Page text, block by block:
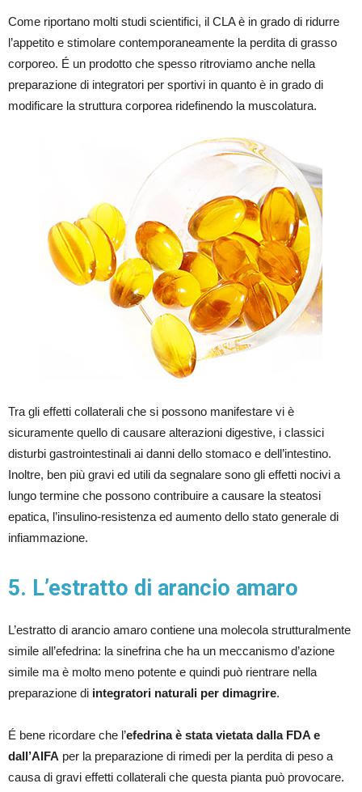
Come riportano molti studi scientifici, il CLA è in grado di ridurre
l’appetito e stimolare contemporaneamente la perdita di grasso
corporeo. É un prodotto che spesso ritroviamo anche nella
preparazione di integratori per sportivi in quanto è in grado di
modificare la struttura corporea ridefinendo la muscolatura.
Tra gli effetti collaterali che si possono manifestare vi è
sicuramente quello di causare alterazioni digestive, i classici
disturbi gastrointestinali ai danni dello stomaco e dell’intestino.
Inoltre, ben più gravi ed utili da segnalare sono gli effetti nocivi a
lungo termine che possono contribuire a causare la steatosi
epatica, l’insulino-resistenza ed aumento dello stato generale di
infiammazione.
5. L’estratto di arancio amaro
L’estratto di arancio amaro contiene una molecola strutturalmente
simile all’efedrina: la sinefrina che ha un meccanismo d’azione
simile ma è molto meno potente e quindi può rientrare nella
preparazione di integratori naturali per dimagrire.
É bene ricordare che l’efedrina è stata vietata dalla FDA e
dall’AIFA per la preparazione di rimedi per la perdita di peso a
causa di gravi effetti collaterali che questa pianta può provocare.